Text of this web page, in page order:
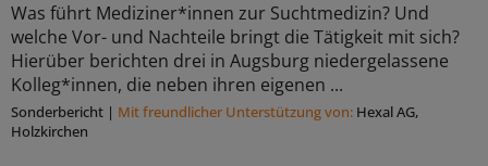
Was führt Mediziner*innen zur Suchtmedizin? Und
welche Vor- und Nachteile bringt die Tätigkeit mit sich?
Hierüber berichten drei in Augsburg niedergelassene
Kolleg*innen, die neben ihren eigenen ...
Sonderbericht | Mit freundlicher Unterstützung von: Hexal AG,
Holzkirchen